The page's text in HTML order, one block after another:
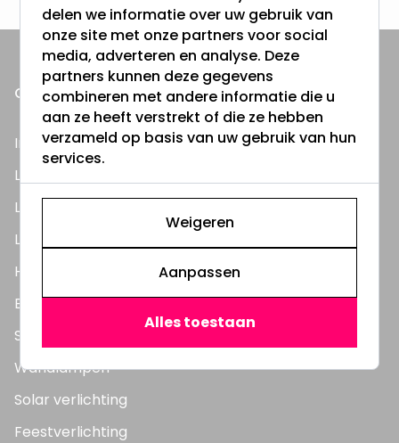
ONZE PRODUCTEN
Inbouwspots
LED Lampen
LED TL Buizen
LED Panelen
Highbay's / Ufo's
Bouwlampen
Straatlampen
Wandlampen
Solar verlichting
Feestverlichting
delen we informatie over uw gebruik van
onze site met onze partners voor social
media, adverteren en analyse. Deze
partners kunnen deze gegevens
combineren met andere informatie die u
aan ze heeft verstrekt of die ze hebben
verzameld op basis van uw gebruik van hun
services.
Weigeren
Aanpassen
Alles toestaan